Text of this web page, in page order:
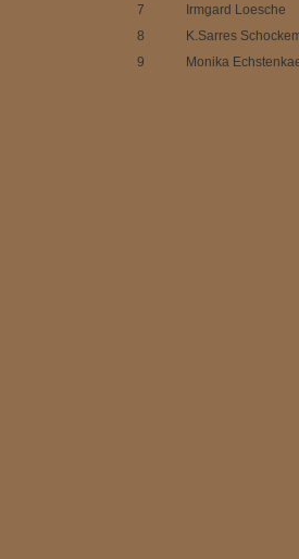
7
Irmgard Loesche
8
K.Sarres
9
Monika